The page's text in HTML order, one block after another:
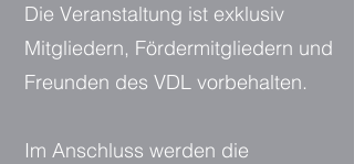
Die Veranstaltung ist exklusiv
Mitgliedern, Fördermitgliedern und
Freunden des VDL vorbehalten.
Im Anschluss werden die